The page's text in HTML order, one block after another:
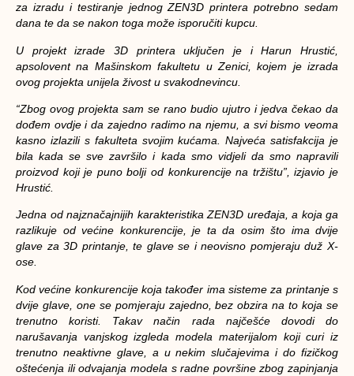
za izradu i testiranje jednog ZEN3D printera potrebno sedam
dana te da se nakon toga može isporučiti kupcu.
U projekt izrade 3D printera uključen je i Harun Hrustić,
apsolovent na Mašinskom fakultetu u Zenici, kojem je izrada
ovog projekta unijela živost u svakodnevincu.
“Zbog ovog projekta sam se rano budio ujutro i jedva čekao da
dođem ovdje i da zajedno radimo na njemu, a svi bismo veoma
kasno izlazili s fakulteta svojim kućama. Najveća satisfakcija je
bila kada se sve završilo i kada smo vidjeli da smo napravili
proizvod koji je puno bolji od konkurencije na tržištu”, izjavio je
Hrustić.
Jedna od najznačajnijih karakteristika ZEN3D uređaja, a koja ga
razlikuje od većine konkurencije, je ta da osim što ima dvije
glave za 3D printanje, te glave se i neovisno pomjeraju duž X-
ose.
Kod većine konkurencije koja također ima sisteme za printanje s
dvije glave, one se pomjeraju zajedno, bez obzira na to koja se
trenutno koristi. Takav način rada najčešće dovodi do
narušavanja vanjskog izgleda modela materijalom koji curi iz
trenutno neaktivne glave, a u nekim slučajevima i do fizičkog
oštećenja ili odvajanja modela s radne površine zbog zapinjanja